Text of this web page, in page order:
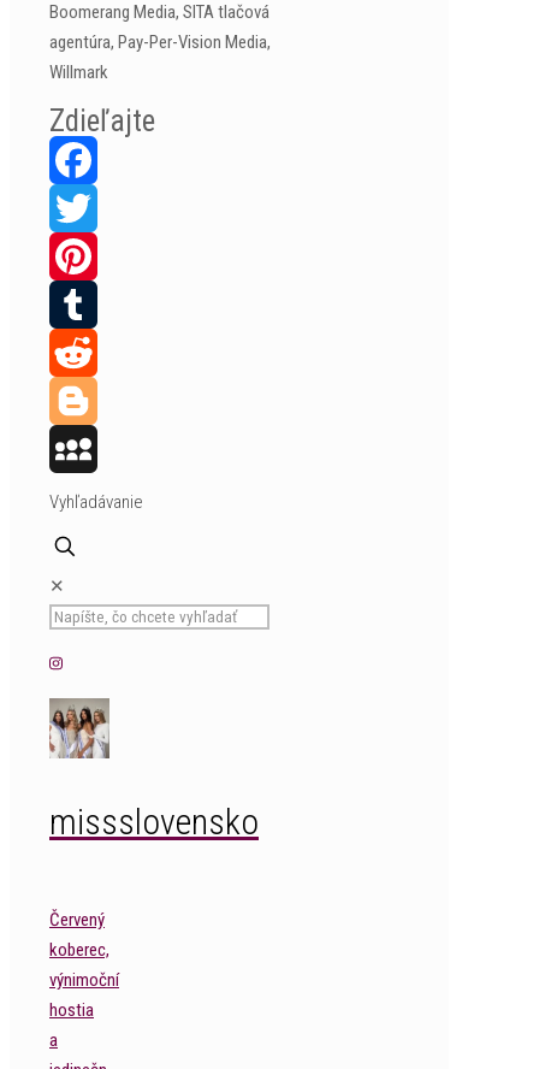
Boomerang Media, SITA tlačová
agentúra, Pay-Per-Vision Media,
Willmark
Zdieľajte
Facebook
Twitter
Pinterest
Tumblr
Reddit
Blogger
MySpace
Vyhľadávanie
✕
missslovensko
Červený
koberec,
výnimoční
hostia
a